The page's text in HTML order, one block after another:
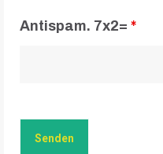
Antispam. 7x2= *